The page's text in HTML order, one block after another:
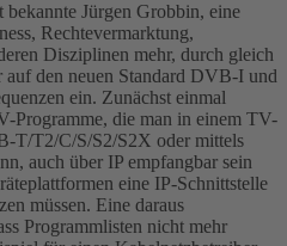
Jürgen Grobbin, eine
Rechtevermarktung,
Disziplinen mehr, durch gleich
den neuen Standard DVB-I und
ein. Zunächst einmal
Programme, die man in einem TV-
T/T2/C/S/S2/S2X oder mittels
auch über IP empfangbar sein
eine IP-Schnittstelle
müssen. Eine daraus
Programmlisten nicht mehr